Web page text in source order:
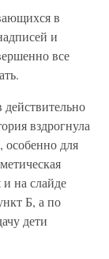
в
и
все
вздрогнула
особенно для
на слайде
Б, а по
дети